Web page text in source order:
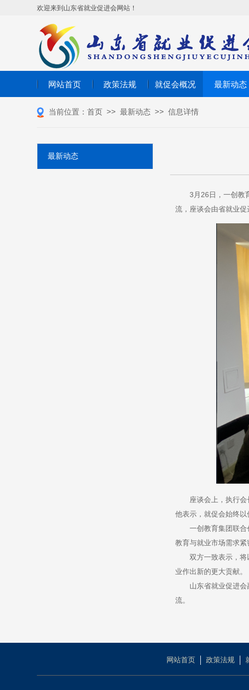
欢迎来到山东省就业促进会网站！
网站首页 政策法规 就促会概况 最新动态
当前位置： 首页 >> 最新动态 >> 信息详情
最新动态
3月26日，一创教
流，座谈会由省就业促
座谈会上，执行
他表示，就促会始终
一创教育集团联
教育与就业市场需求
双方一致表示，
业作出新的更大贡献。
山东省就业促进
流。
网站首页 政策法规